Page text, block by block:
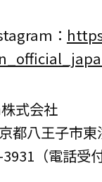
：
式会社
都八王子市
（電話受